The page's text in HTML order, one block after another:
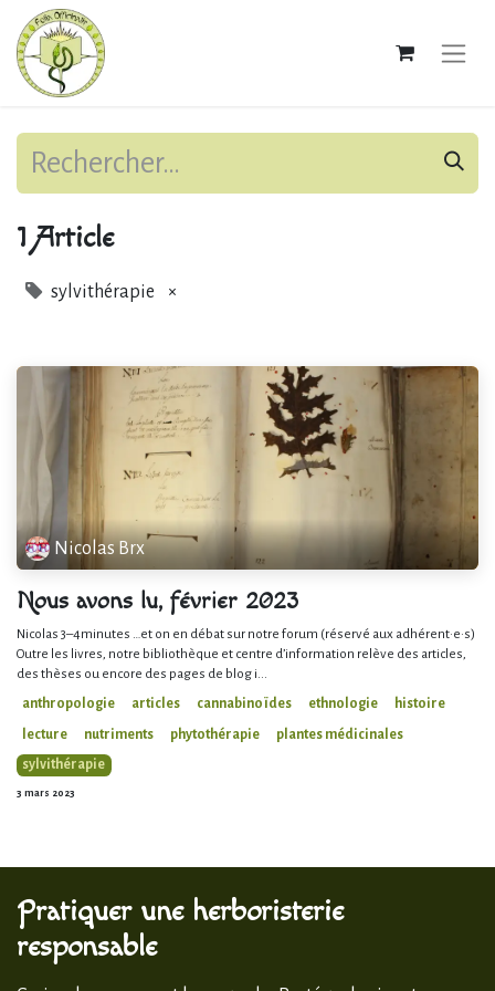
1 Article
sylvithérapie ×
Nicolas Brx
Nous avons lu, février 2023
Nicolas 3–4minutes …et on en débat sur notre forum (réservé aux adhérent·e·s)
Outre les livres, notre bibliothèque et centre d’information relève des articles,
des thèses ou encore des pages de blog i...
anthropologie articles cannabinoïdes ethnologie
histoire
lecture
nutriments phytothérapie
plantes médicinales
sylvithérapie
3 mars 2023
Pratiquer une herboristerie
responsable